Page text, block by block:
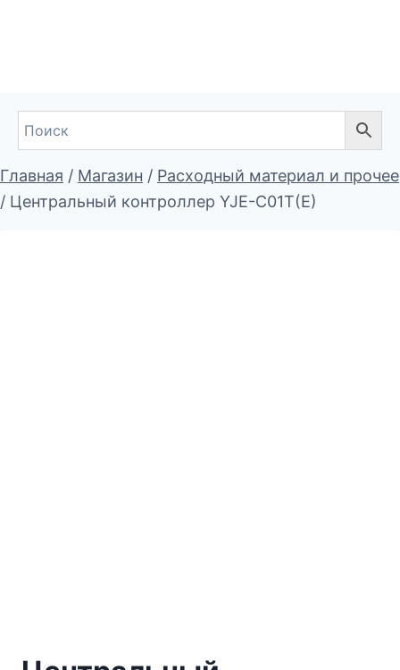
Главная / Магазин / Расходный материал и прочее
/ Центральный контроллер YJE-C01T(E)